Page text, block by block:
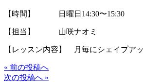
【時間】 日曜日14:30〜15:30
【担当】 山咲ナオミ
【レッスン内容】 月毎にシェイプア
« 前の投稿へ
次の投稿へ »